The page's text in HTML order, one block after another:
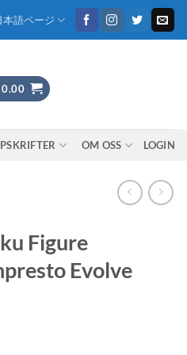
本語ページ
0.00
OM OSS LOGIN
Figure
Evolve